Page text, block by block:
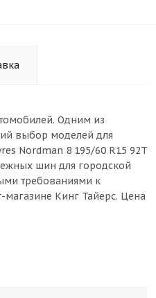
Одним из
выбор моделей для
Nordman 8 195/60 R15 92T
шин для городской
требованиями к
магазине Кинг Тайерс. Цена